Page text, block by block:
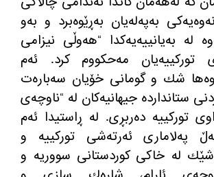
وهیهكی بهپهلهیان بهڕێوهبرد و بهو
وه له بهیانییهیهكدا “ههوڵی نیزامی
توركییهیان مهحكووم كرد. ئهم
ها شك و گومانی خۆیان سهبارهت
ستاندارده جیهانیهكان له ‌ “ناوچهی
توركییه دهربڕی. له ڕاستیدا ئهم
ڵ پهلاماری ئهرتهشی توركییه
و
شێك له خاكی كوردستانی سووریه و